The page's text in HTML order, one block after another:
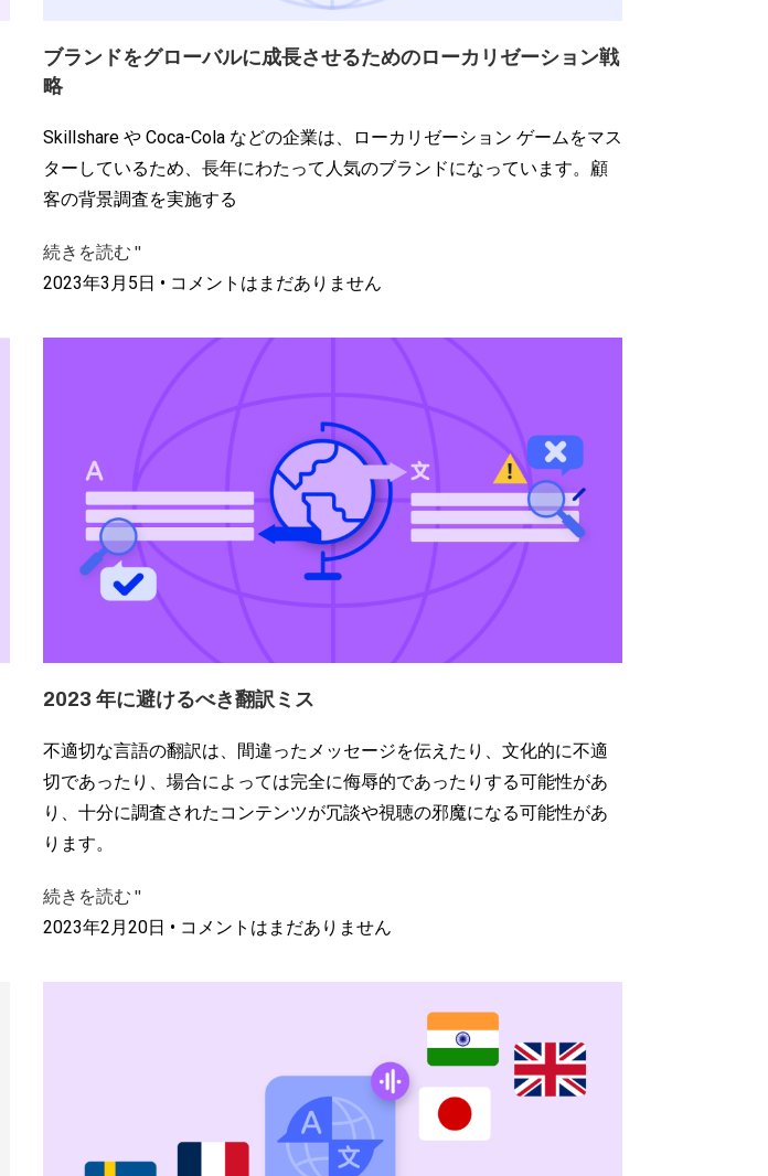
ブランドをグローバルに成長させるためのローカリゼーション戦
略
Skillshare や Coca-Cola などの企業は、ローカリゼーション ゲームをマス
ターしているため、長年にわたって人気のブランドになっています。顧
客の背景調査を実施する
続きを読む "
2023年3月5日 コメントはまだありません
2023 年に避けるべき翻訳ミス
不適切な言語の翻訳は、間違ったメッセージを伝えたり、文化的に不適
切であったり、場合によっては完全に侮辱的であったりする可能性があ
り、十分に調査されたコンテンツが冗談や視聴の邪魔になる可能性があ
ります。
続きを読む "
2023年2月20日 コメントはまだありません